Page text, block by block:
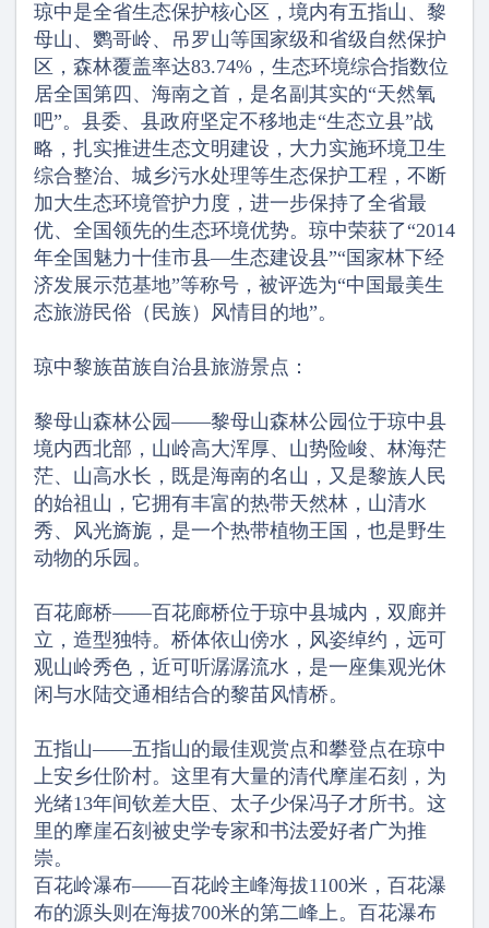
琼中是全省生态保护核心区，境内有五指山、黎
母山、鹦哥岭、吊罗山等国家级和省级自然保护
区，森林覆盖率达83.74%，生态环境综合指数位
居全国第四、海南之首，是名副其实的“天然氧
吧”。县委、县政府坚定不移地走“生态立县”战
略，扎实推进生态文明建设，大力实施环境卫生
综合整治、城乡污水处理等生态保护工程，不断
加大生态环境管护力度，进一步保持了全省最
优、全国领先的生态环境优势。琼中荣获了“2014
年全国魅力十佳市县—生态建设县”“国家林下经
济发展示范基地”等称号，被评选为“中国最美生
态旅游民俗（民族）风情目的地”。
琼中黎族苗族自治县旅游景点：
黎母山森林公园——黎母山森林公园位于琼中县
境内西北部，山岭高大浑厚、山势险峻、林海茫
茫、山高水长，既是海南的名山，又是黎族人民
的始祖山，它拥有丰富的热带天然林，山清水
秀、风光旖旎，是一个热带植物王国，也是野生
动物的乐园。
百花廊桥——百花廊桥位于琼中县城内，双廊并
立，造型独特。桥体依山傍水，风姿绰约，远可
观山岭秀色，近可听潺潺流水，是一座集观光休
闲与水陆交通相结合的黎苗风情桥。
五指山——五指山的最佳观赏点和攀登点在琼中
上安乡仕阶村。这里有大量的清代摩崖石刻，为
光绪13年间钦差大臣、太子少保冯子才所书。这
里的摩崖石刻被史学专家和书法爱好者广为推
崇。
百花岭瀑布——百花岭主峰海拔1100米，百花瀑
布的源头则在海拔700米的第二峰上。百花瀑布